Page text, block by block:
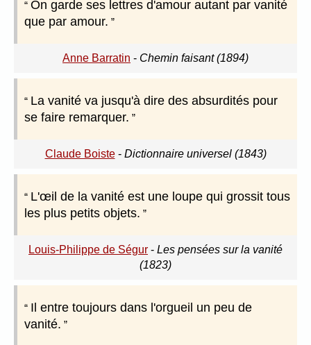
On garde ses lettres d'amour autant par vanité
que par amour.
Anne Barratin - Chemin faisant (1894)
La vanité va jusqu'à dire des absurdités pour
se faire remarquer.
Claude Boiste- Dictionnaire universel (1843)
L'œil de la vanité est une loupe qui grossit tous
les plus petits objets.
Louis-Philippe de Ségur - Les pensées sur la vanité
(1823)
Il entre toujours dans l'orgueil un peu de
vanité.